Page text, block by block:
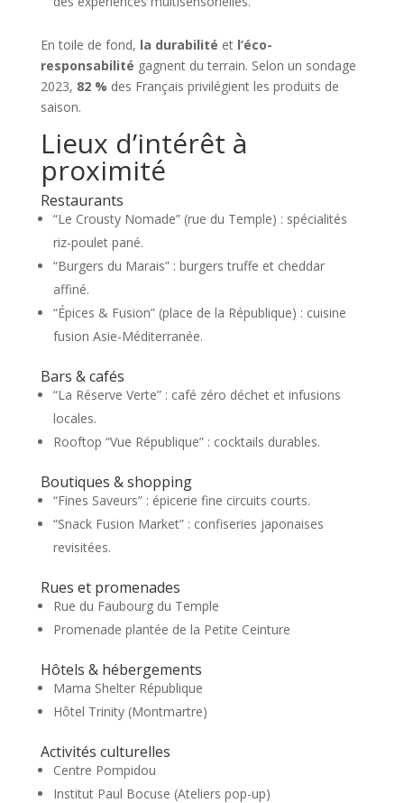
En toile de fond, la durabilité et l’éco-
responsabilité gagnent du terrain. Selon un sondage
2023, 82 % des Français privilégient les produits de
saison.
Lieux d’intérêt à
proximité
Restaurants
“Le Crousty Nomade” (rue du Temple) : spécialités
riz-poulet pané.
“Burgers du Marais” : burgers truffe et cheddar
affiné.
“Épices & Fusion” (place de la République) : cuisine
fusion Asie-Méditerranée.
Bars & cafés
“La Réserve Verte” : café zéro déchet et infusions
locales.
Rooftop “Vue République” : cocktails durables.
Boutiques & shopping
“Fines Saveurs” : épicerie fine circuits courts.
“Snack Fusion Market” : confiseries japonaises
revisitées.
Rues et promenades
Rue du Faubourg du Temple
Promenade plantée de la Petite Ceinture
Hôtels & hébergements
Mama Shelter République
Hôtel Trinity (Montmartre)
Activités culturelles
Centre Pompidou
Institut Paul Bocuse (Ateliers pop-up)